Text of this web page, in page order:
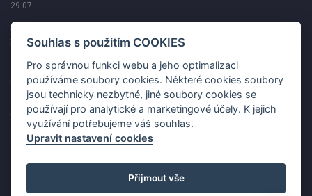
29.07
Prokop pro Vás vybírá z obslužného úseku na víkendovku tu
nejlepší cenu z letáku!
Kup špekáčky od Váhaly a vyhraj s naCOOPkou sekerku Fiskars
29.07
Prokop pro Vás vybírá na víkendovku ty nejlepší ceny z letáku!
29.07
Souhlas s použitím COOKIES
Pro správnou funkci webu a jeho optimalizaci
používáme soubory cookies. Některé cookies soubory
jsou technicky nezbytné, jiné soubory cookies se
používají pro analytické a marketingové účely. K jejich
využívání potřebujeme váš souhlas.
Upravit nastavení cookies
Přijmout vše